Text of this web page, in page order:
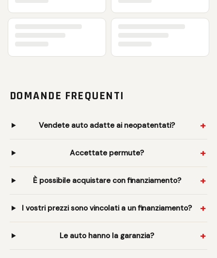
DOMANDE FREQUENTI
Vendete auto adatte ai neopatentati?
Accettate permute?
È possibile acquistare con finanziamento?
I vostri prezzi sono vincolati a un finanziamento?
Le auto hanno la garanzia?